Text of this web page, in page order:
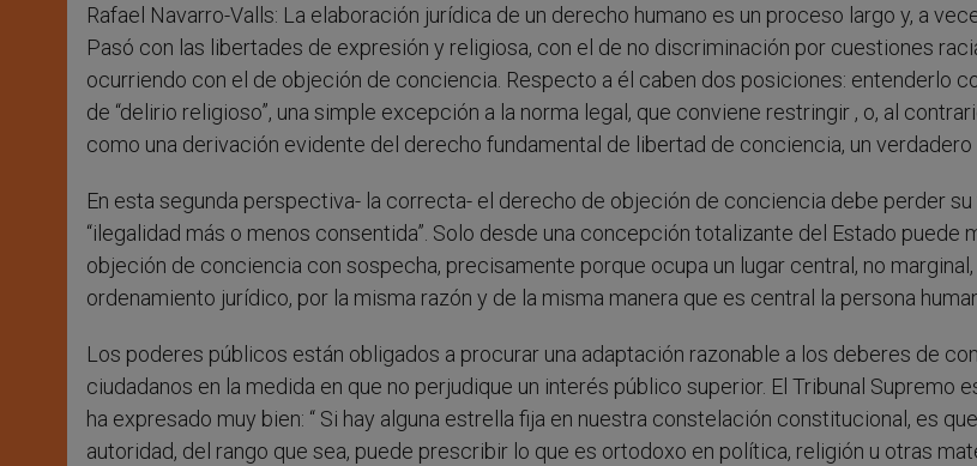
Rafael Navarro-Valls: La elaboración jurídica de un derecho humano es un proceso largo y, a
Pasó con las libertades de expresión y religiosa, con el de no discriminación por cuestiones
ocurriendo con el de objeción de conciencia. Respecto a él caben dos posiciones: entenderlo
de “delirio religioso”, una simple excepción a la norma legal, que conviene restringir , o, al
como una derivación evidente del derecho fundamental de libertad de conciencia, un verdadero
En esta segunda perspectiva- la correcta- el derecho de objeción de conciencia debe perder
“ilegalidad más o menos consentida”. Solo desde una concepción totalizante del Estado puede
objeción de conciencia con sospecha, precisamente porque ocupa un lugar central, no marginal,
ordenamiento jurídico, por la misma razón y de la misma manera que es central la persona
Los poderes públicos están obligados a procurar una adaptación razonable a los deberes de
ciudadanos en la medida en que no perjudique un interés público superior. El Tribunal Supremo
ha expresado muy bien: “ Si hay alguna estrella fija en nuestra constelación constitucional, es
autoridad, del rango que sea, puede prescribir lo que es ortodoxo en política, religión u otras